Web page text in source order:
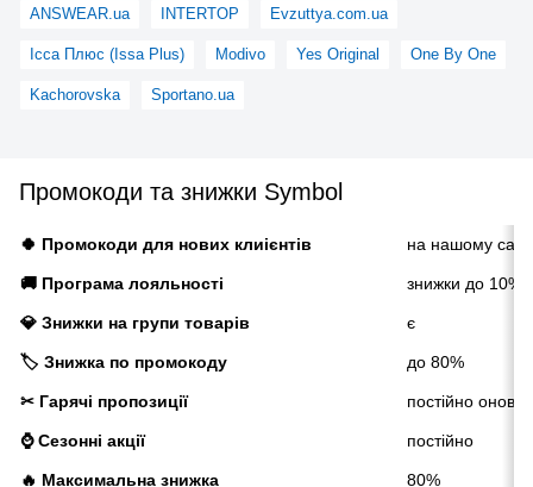
Промокоди та знижки Symbol
🍀 Промокоди для нових клиієнтів на нашому
🚚 Програма лояльності знижки до 10%
💎 Знижки на групи товарів є
🏷️ Знижка по промокоду до 80%
✂ Гарячі пропозиції постійно
⌚ Сезонні акції постійно
🔥 Максимальна знижка 80%
ANSWEAR.ua INTERTOP Evzuttya.com.ua
Ісса Плюс (Issa Plus) Modivo Yes Original One By One
Kachorovska Sportano.ua